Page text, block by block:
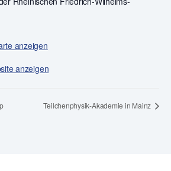
anzeigen
anzeigen
Teilchenphysik-Akademie in Mainz